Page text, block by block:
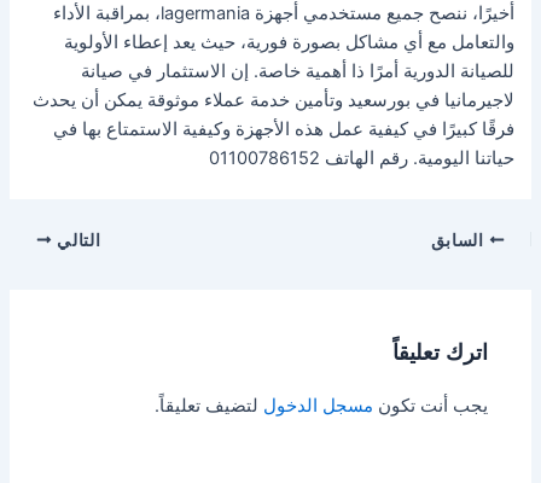
أخيرًا، ننصح جميع مستخدمي أجهزة lagermania، بمراقبة الأداء
والتعامل مع أي مشاكل بصورة فورية، حيث يعد إعطاء الأولوية
للصيانة الدورية أمرًا ذا أهمية خاصة. إن الاستثمار في صيانة
لاجيرمانيا في بورسعيد وتأمين خدمة عملاء موثوقة يمكن أن يحدث
فرقًا كبيرًا في كيفية عمل هذه الأجهزة وكيفية الاستمتاع بها في
حياتنا اليومية. رقم الهاتف 01100786152
السابق التالي
اترك تعليقاً
يجب أنت تكون مسجل الدخول لتضيف تعليقاً.